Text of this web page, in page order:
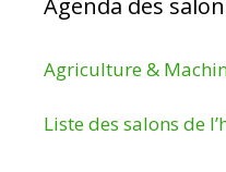
Agriculture &
Liste des salons de